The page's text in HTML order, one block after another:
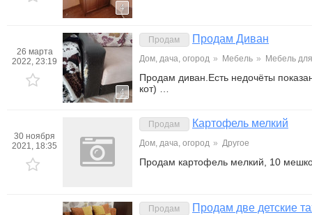
4
26 марта
2022, 23:19
4
Продам Продам Диван
Дом, дача, огород » Мебель » Мебель
Продам диван.Есть недочёты
кот) …
30 ноября
2021, 18:35
Продам Картофель мелкий
Дом, дача, огород » Другое
Продам картофель мелкий, 10
Продам Продам две детские